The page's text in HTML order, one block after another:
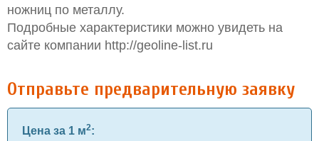
ножниц по металлу.
Подробные характеристики можно увидеть на
сайте компании http://geoline-list.ru
Отправьте предварительную заявку
Цена за 1 м2: